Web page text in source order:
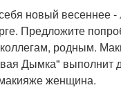
новый весеннее -
Предложите
родным.
Дымка" выполнит
женщина.